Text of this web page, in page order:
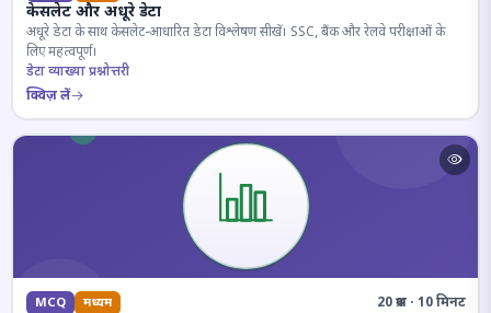
केसलेट और अधूरे डेटा
अधूरे डेटा के साथ केसलेट-आधारित डेटा विश्लेषण सीखें। SSC, बैंक और रेलवे परीक्षाओं के
लिए महत्वपूर्ण।
डेटा व्याख्या प्रश्नोत्तरी
क्विज़ लें
MCQ मध्यम 20 प्रश्न · 10 मिनट